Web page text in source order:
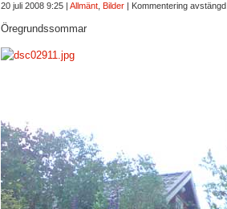
20 juli 2008 9:25 | Allmänt, Bilder| Kommentering avstängd
Öregrundssommar